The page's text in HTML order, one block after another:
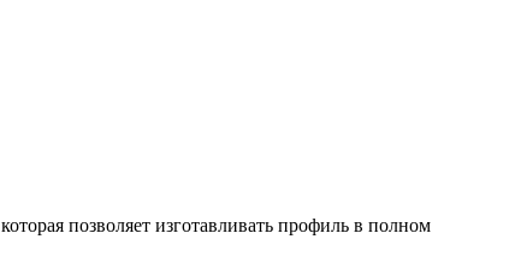
позволяет изготавливать профиль в полном